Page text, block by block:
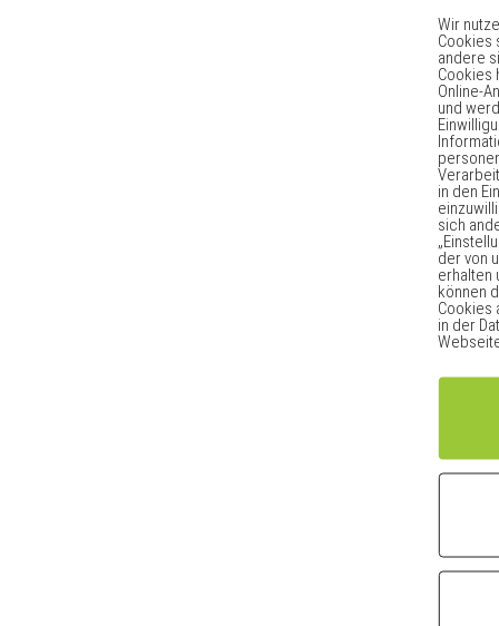
Wir
Cookies
andere
Cookies
Online-
und
in den
sich
der von
erhalten
können
Cookies
in der